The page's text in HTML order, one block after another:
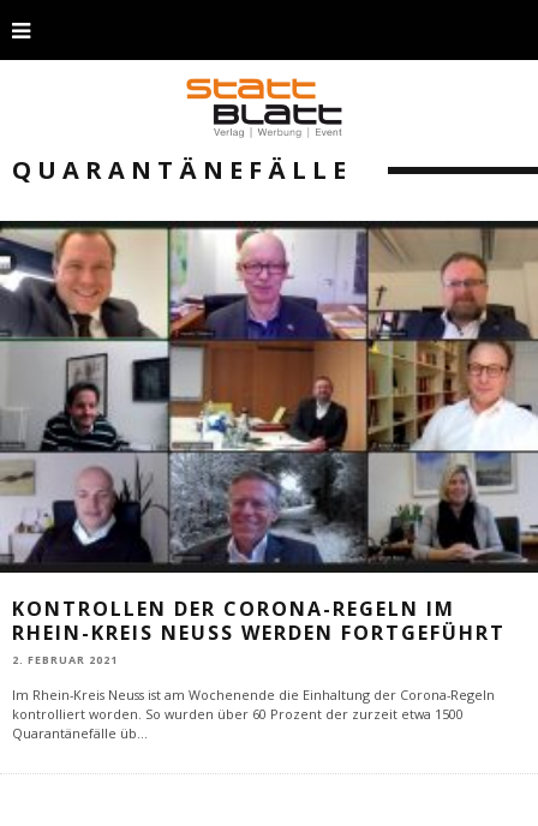
QUARANTÄNEFÄLLE
KONTROLLEN DER CORONA-REGELN IM
RHEIN-KREIS NEUSS WERDEN FORTGEFÜHRT
2. FEBRUAR 2021
Im Rhein-Kreis Neuss ist am Wochenende die Einhaltung der Corona-Regeln
kontrolliert worden. So wurden über 60 Prozent der zurzeit etwa 1500
Quarantänefälle üb...